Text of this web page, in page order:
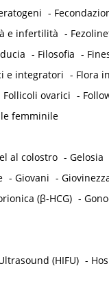
-
e infertilità -
- Filosofia -
e integratori - Flora
Follicoli ovarici -
femminile
al colostro - Gelosia
- Giovani -
(β-HCG) -
(HIFU) -